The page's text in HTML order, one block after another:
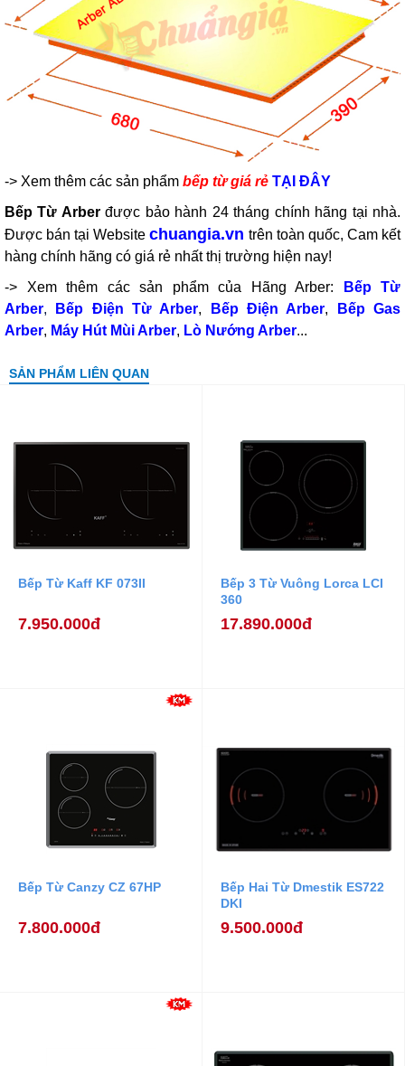
-> Xem thêm các sản phẩm bếp từ giá rẻ TẠI ĐÂY
Bếp Từ Arberđược bảo hành 24 tháng chính hãng tại nhà.
Được bán tại Websitechuangia.vn trên toàn quốc, Cam kết
hàng chính hãng có giá rẻ nhất thị trường hiện nay!
-> Xem thêm các sản phẩm của Hãng Arber:
Bếp Từ
Arber, Bếp Điện Từ Arber, Bếp Điện Arber,
Bếp Gas
Arber, Máy Hút Mùi Arber, Lò Nướng Arber...
SẢN PHẨM LIÊN QUAN
Bếp Từ Kaff KF 073II
7.950.000đ
Bếp 3 Từ Vuông Lorca LCI
360
17.890.000đ
Bếp Từ Canzy CZ 67HP
7.800.000đ
Bếp Hai Từ Dmestik ES722
DKI
9.500.000đ